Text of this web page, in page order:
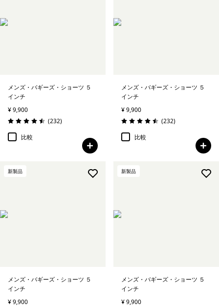
メンズ・バギーズ・ショーツ ５
インチ
¥ 9,900
評価: 4.5 / 5
(232レビュー
)
比較
メンズ・バギーズ・ショーツ ５
インチ
¥ 9,900
評価: 4.5 / 5
(232レビュー
)
比較
新製品
メンズ・バギーズ・ショーツ ５
インチ
¥ 9,900
新製品
メンズ・バギーズ・ショーツ ５
インチ
¥ 9,900